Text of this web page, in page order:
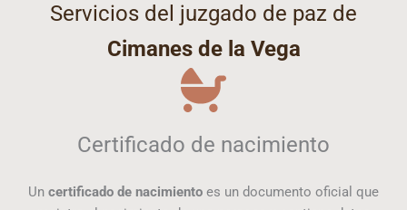
Servicios del juzgado de paz de
Cimanes de la Vega
Certificado de nacimiento
Un certificado de nacimiento es un documento oficial que